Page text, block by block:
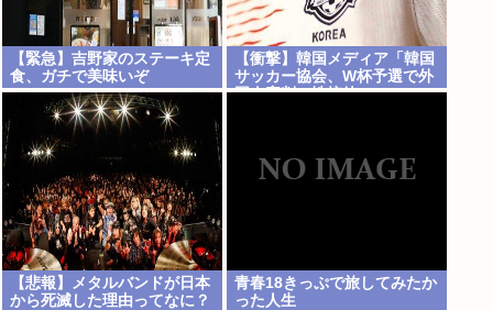
【緊急】吉野家のステーキ定
食、ガチで美味いぞ
【衝撃】韓国メディア「韓国
サッカー協会、W杯予選で外
国人審判に性接待」
【悲報】メタルバンドが日本
から死滅した理由ってなに？
青春18きっぷで旅してみたか
った人生